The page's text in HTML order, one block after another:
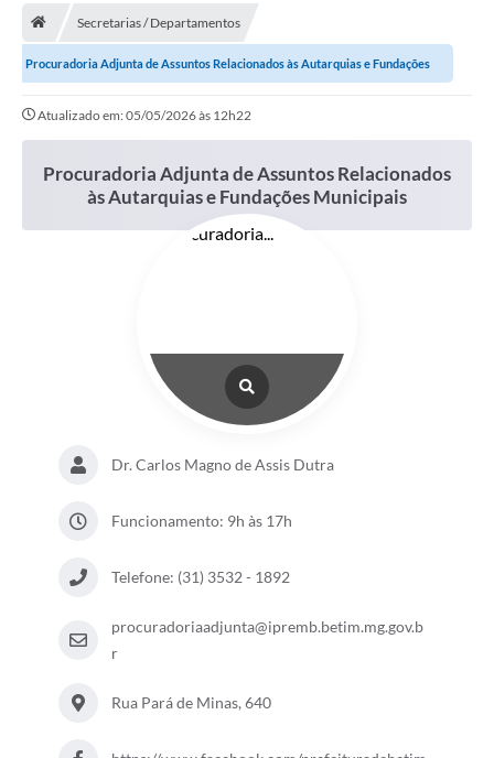
Secretarias / Departamentos
Procuradoria Adjunta de Assuntos Relacionados às Autarquias e Fundações
Atualizado em: 05/05/2026 às 12h22
Procuradoria Adjunta de Assuntos Relacionados
às Autarquias e Fundações Municipais
Dr. Carlos Magno de Assis Dutra
Funcionamento: 9h às 17h
Telefone: (31) 3532 - 1892
procuradoriaadjunta@ipremb.betim.mg.gov.b
r
Rua Pará de Minas, 640